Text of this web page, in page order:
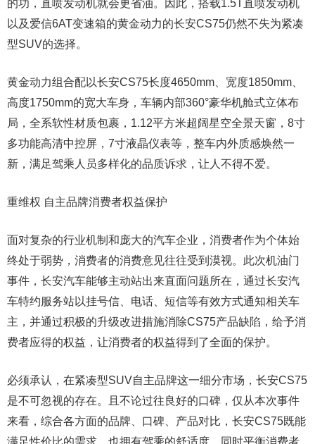
的功，直喷发动机就会更省油。因此，搭载1.5T直喷发动机
以及爱信6AT变速箱的黄金动力的长安CS75仍然不失为紧凑
型SUV的选择。
黄金动力组合配以长安CS75长度4650mm、宽度1850mm、
高度1750mm的宽大车身，车辆内部360°豪华机舱式立体布
局，全系软性材质包裹，1.12平方米超阔星空全景天窗，8寸
多功能高清中控屏，7寸液晶仪表等，整车内外质感焕然一
新，满足驾乘人员多样化的品质诉求，让人不得不爱。
重维权 自主品牌消费者权益保护
面对复杂的行业机制和庞大的汽车企业，消费者作为个体始
终处于弱势，消费者的消费意见往往受到漠视。此次机油门
事件，长安汽车能够主动站出来直面问题所在，通过长安汽
车特约服务站以挂号信、电话、短信等有效方式通知相关车
主，并通过积极的升级改进措施消除CS75产品缺陷，给予消
费者应得的权益，让消费者的权益得到了全面的保护。
必须承认，在紧凑型SUV自主品牌这一细分市场，长安CS75
是不可忽视的存在。且不论过往良好的口碑，仅从本次事件
来看，综合各方面的品牌、口碑、产品对比，长安CS75既能
满足性价比的需求，也拥有驾乘的舒适度，同时平衡消费者